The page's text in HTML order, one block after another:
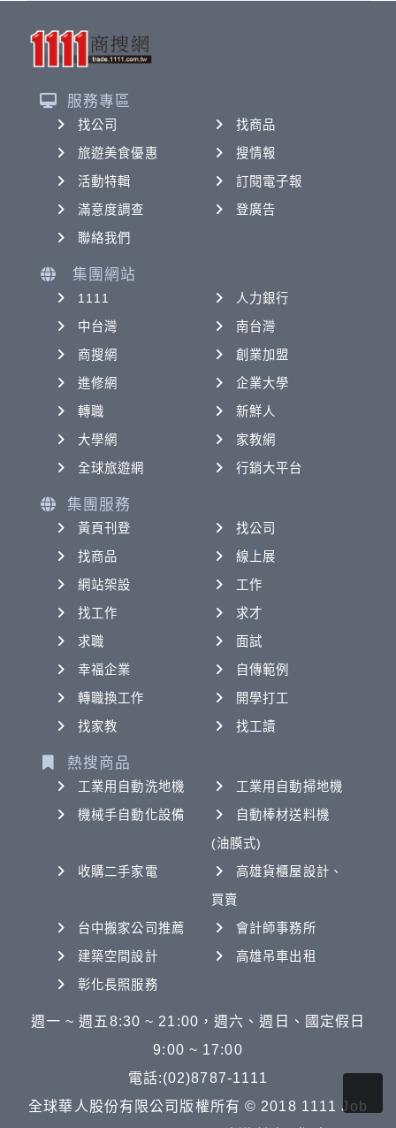
服務專區
找公司
找商品
旅遊美食優惠
搜情報
活動特輯
訂閱電子報
滿意度調查
登廣告
聯絡我們
集團網站
1111
人力銀行
中台灣
南台灣
商搜網
創業加盟
進修網
企業大學
轉職
新鮮人
大學網
家教網
全球旅遊網
行銷大平台
集團服務
黃頁刊登
找公司
找商品
線上展
網站架設
工作
找工作
求才
求職
面試
幸福企業
自傳範例
轉職換工作
開學打工
找家教
找工讀
熱搜商品
工業用自動洗地機
工業用自動掃地機
機械手自動化設備
自動棒材送料機
(油膜式)
收購二手家電
高雄貨櫃屋設計、
買賣
台中搬家公司推薦
會計師事務所
建築空間設計
高雄吊車出租
彰化長照服務
週一 ~ 週五8:30 ~ 21:00，週六、週日、國定假日
9:00 ~ 17:00
電話:(02)8787-1111
全球華人股份有限公司版權所有 © 2018 1111 Job